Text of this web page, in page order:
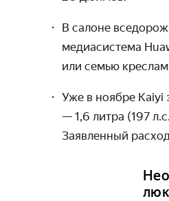
В салоне
медиасистема
или семью
Уже в ноябре Kaiyi
— 1,6 литра (197
Заявленный